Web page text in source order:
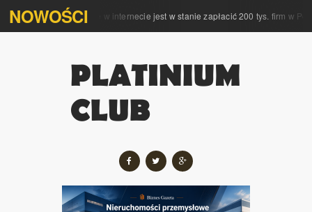
NOWOŚCI
kompleksową obsługę w internecie jest w stanie zapłacić 200 tys. firm w